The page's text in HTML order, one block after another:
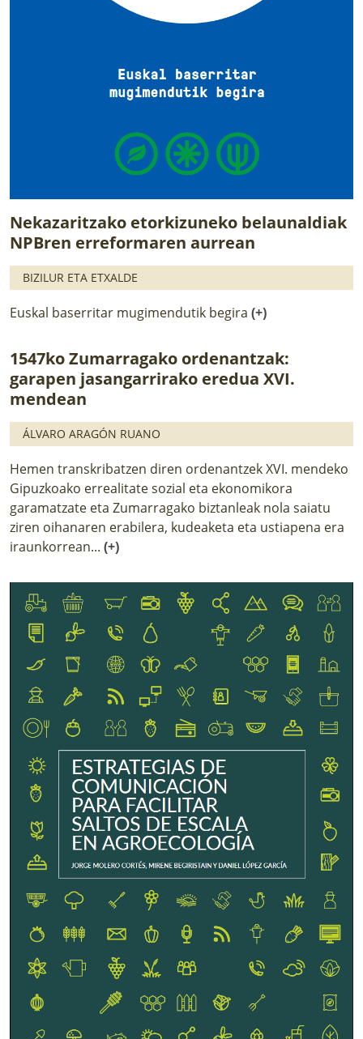
Nekazaritzako etorkizuneko belaunaldiak
NPBren erreformaren aurrean
BIZILUR ETA ETXALDE
Euskal baserritar mugimendutik begira (+)
1547ko Zumarragako ordenantzak:
garapen jasangarrirako eredua XVI.
mendean
ÁLVARO ARAGÓN RUANO
Hemen transkribatzen diren ordenantzek XVI. mendeko
Gipuzkoako errealitate sozial eta ekonomikora
garamatzate eta Zumarragako biztanleak nola saiatu
ziren oihanaren erabilera, kudeaketa eta ustiapena era
iraunkorrean... (+)